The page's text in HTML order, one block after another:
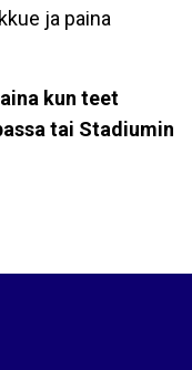
ja paina
kun teet
tai Stadiumin